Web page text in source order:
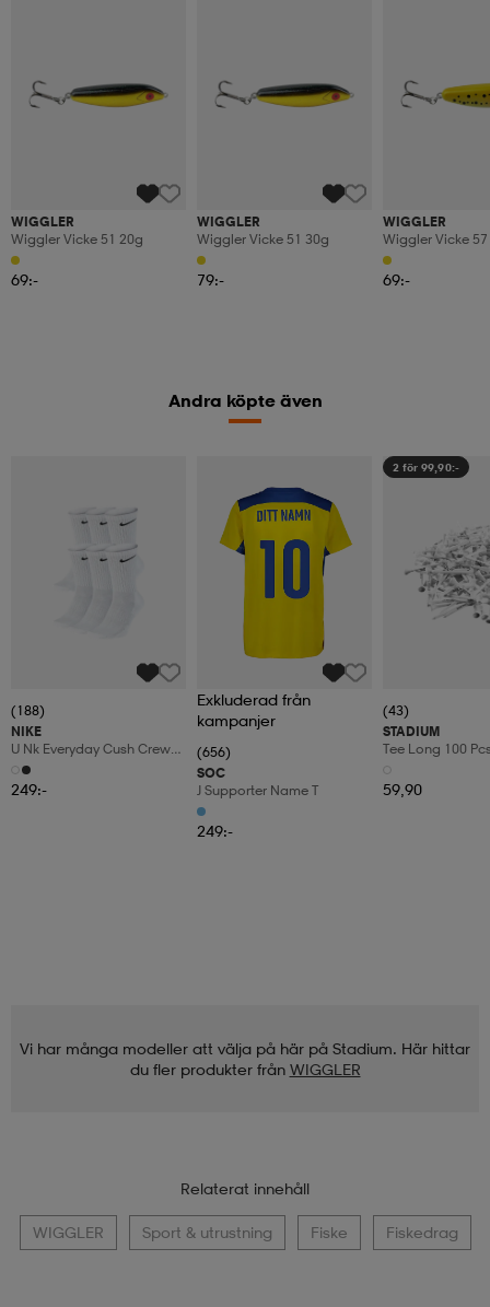
WIGGLER
Wiggler Vicke 51 20g
69:-
WIGGLER
Wiggler Vicke 51 30g
79:-
WIGGLER
Wiggler Vicke
69:-
Andra köpte även
(188)
NIKE
U Nk Everyday Cush Crew
6pr-Bd
249:-
Exkluderad från
kampanjer
(656)
SOC
J Supporter Name T
249:-
2 för 99,90:-
(43)
STADIUM
Tee Long 100
59,90
Vi har många modeller att välja på här på Stadium. Här hittar
du fler produkter från WIGGLER
Relaterat innehåll
WIGGLER Sport & utrustning Fiske Fiskedrag